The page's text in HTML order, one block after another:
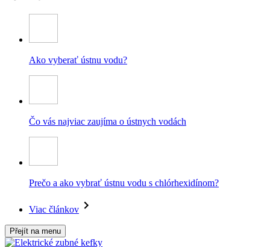
Ako vyberať ústnu vodu?
Čo vás najviac zaujíma o ústnych vodách
Prečo a ako vybrať ústnu vodu s chlórhexidínom?
Viac článkov
Přejít na menu